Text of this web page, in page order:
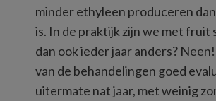
minder ethyleen produceren
is. In de praktijk zijn we met fruit
dan ook ieder jaar anders?
van de behandelingen goed
uitermate nat jaar, met weinig